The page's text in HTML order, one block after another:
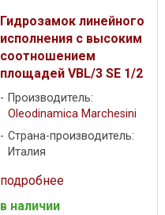
Гидрозамок линейного
исполнения с высоким
соотношением
площадей VBL/3 SE 1/2
Производитель:
Oleodinamica Marchesini
Страна-производитель:
Италия
подробнее
в наличии